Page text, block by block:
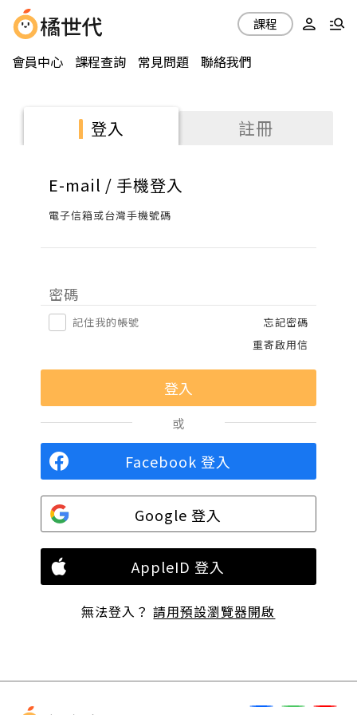
會員中心 課程查詢 常見問題 聯絡我們
課程
登入 註冊
E-mail / 手機登入
電子信箱或台灣手機號碼
密碼
記住我的帳號
忘記密碼
重寄啟用信
或
Facebook 登入
Google 登入
AppleID 登入
無法登入？請用預設瀏覽器開啟